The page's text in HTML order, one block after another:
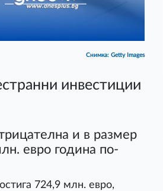
Снимка: Getty Images
инвестиции
и в размер
евро година по-
724,9 млн. евро,